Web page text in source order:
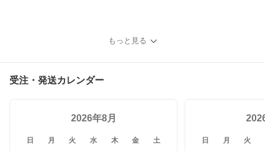
もっと見る
受注・発送カレンダー
2026年8月
日 月 火 水 木 金 土 日 月 火